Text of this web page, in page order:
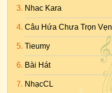
Nhac Kara
Câu Hứa Chưa Trọn Vẹn
Tieumy
Bài Hát
NhạcCL